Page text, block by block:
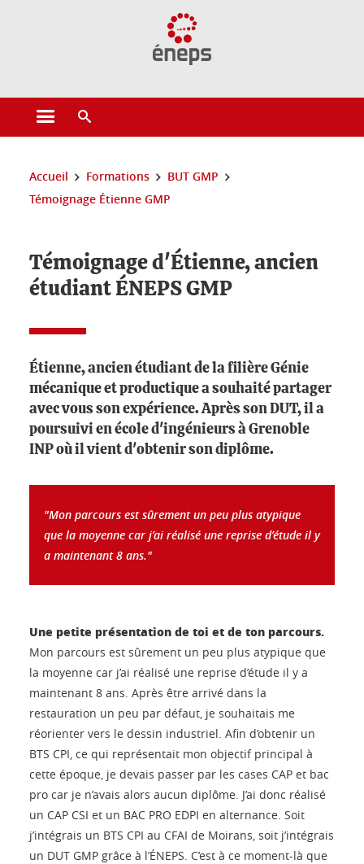
Ouvrir le menu principal
Vous êtes ici :
Accueil Formations
BUT GMP
Témoignage Étienne GMP
Témoignage d'Étienne, ancien
étudiant ÉNEPS GMP
Étienne, ancien étudiant de la filière Génie
mécanique et productique a souhaité partager
avec vous son expérience. Après son DUT, il a
poursuivi en école d'ingénieurs à Grenoble
INP où il vient d'obtenir son diplôme.
"Mon parcours est sûrement un peu plus atypique
que la moyenne car j’ai réalisé une reprise d’étude il y
a maintenant 8 ans."
Une petite présentation de toi et de ton parcours.
Mon parcours est sûrement un peu plus atypique que
la moyenne car j’ai réalisé une reprise d’étude il y a
maintenant 8 ans. Après être arrivé dans la
restauration un peu par défaut, je souhaitais me
réorienter vers le dessin industriel. Afin d’obtenir un
BTS CPI, ce qui représentait mon objectif principal à
cette époque, je devais passer par les cases CAP et bac
pro car je n’avais alors aucun diplôme. J’ai donc réalisé
un CAP CSI et un BAC PRO EDPI en alternance. Soit
j’intégrais un BTS CPI au CFAI de Moirans, soit j’intégrais
un DUT GMP grâce à l’ÉNEPS. C’est à ce moment-là que